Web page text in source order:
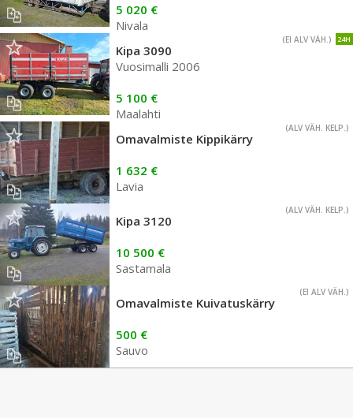
5 020 €
Nivala
24H
(EI ALV VÄH.)
Kipa 3090
Vuosimalli 2006
5 100 €
Maalahti
(ALV VÄH. KELP.)
Omavalmiste Kippikärry
1 632 €
Lavia
(ALV VÄH. KELP.)
Kipa 3120
10 500 €
Sastamala
(EI ALV VÄH.)
Omavalmiste Kuivatuskärry
500 €
Sauvo